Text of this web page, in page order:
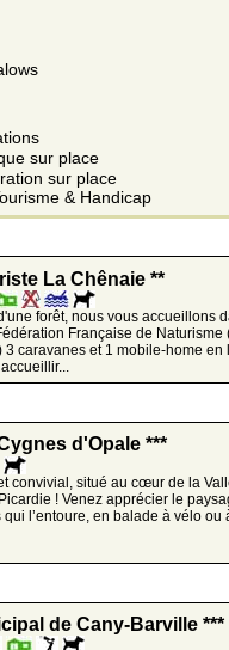
sur place
sur place
& Handicap
La Chênaie **
forêt, nous vous accueillons
Française de Naturisme
caravanes et 1 mobile-home en
d'Opale ***
convivial, situé au cœur de la
! Venez apprécier le
l’entoure, en balade à vélo ou
de Cany-Barville ***